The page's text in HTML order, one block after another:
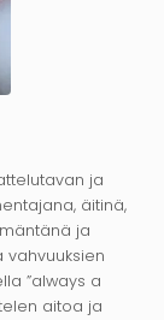
ja
äitinä,
ja
”always a
aitoa ja